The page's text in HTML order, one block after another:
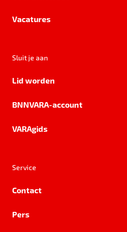
Vacatures
Sluit je aan
Lid worden
BNNVARA-account
VARAgids
Service
Contact
Pers